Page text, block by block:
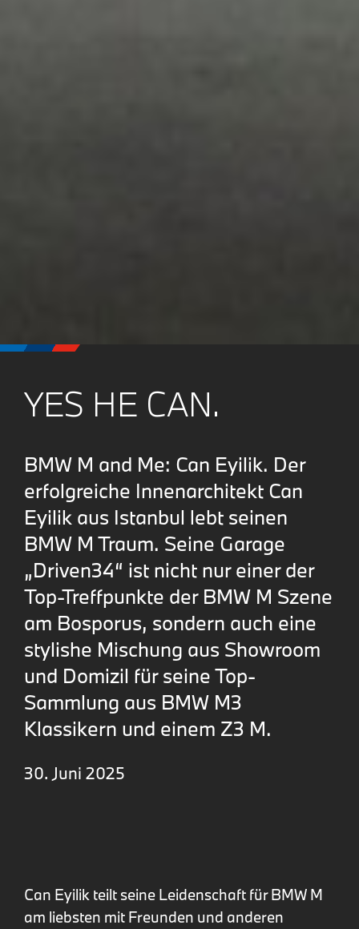
YES HE CAN.
BMW M and Me: Can Eyilik. Der
erfolgreiche Innenarchitekt Can
Eyilik aus Istanbul lebt seinen
BMW M Traum. Seine Garage
„Driven34“ ist nicht nur einer der
Top-Treffpunkte der BMW M Szene
am Bosporus, sondern auch eine
stylishe Mischung aus Showroom
und Domizil für seine Top-
Sammlung aus BMW M3
Klassikern und einem Z3 M.
30. Juni 2025
Can Eyilik teilt seine Leidenschaft für BMW M
am liebsten mit Freunden und anderen